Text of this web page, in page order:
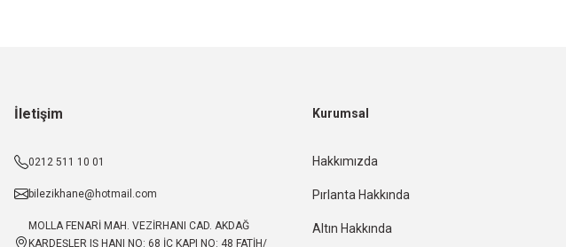
İletişim
0212 511 10 01
bilezikhane@hotmail.com
MOLLA FENARİ MAH. VEZİRHANI CAD. AKDAĞ
KARDEŞLER IŞ HANI NO: 68 İÇ KAPI NO: 48 FATİH/
Kurumsal
Hakkımızda
Pırlanta Hakkında
Altın Hakkında